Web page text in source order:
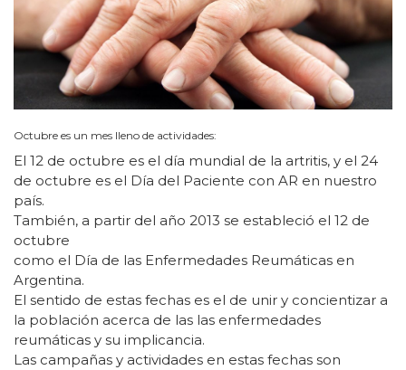
Octubre es un mes lleno de actividades:
El 12 de octubre es el día mundial de la artritis, y el 24
de octubre es el Día del Paciente con AR en nuestro
país.
También, a partir del año 2013 se estableció el 12 de
octubre
como el Día de las Enfermedades Reumáticas en
Argentina.
El sentido de estas fechas es el de unir y concientizar a
la población acerca de las las enfermedades
reumáticas y su implicancia.
Las campañas y actividades en estas fechas son